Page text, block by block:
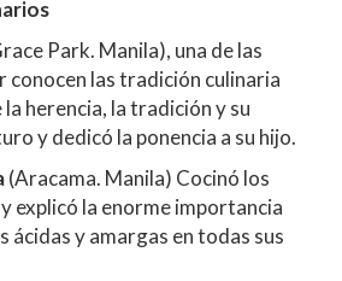
Park. Manila), una de las
conocen las tradición culinaria
herencia, la tradición y su
y dedicó la ponencia a su hijo.
(Aracama. Manila) Cocinó los
explicó la enorme importancia
ácidas y amargas en todas sus